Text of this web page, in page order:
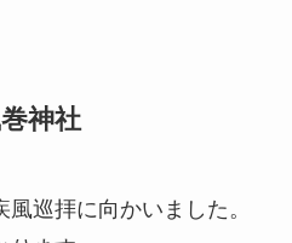
神社
巡拝に向かいました。